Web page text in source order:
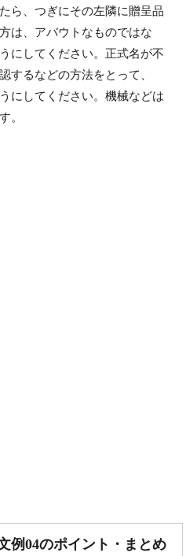
ら、つぎにその左隣に贈呈品
は、アバウトなものではな
にしてください。正式名が不
するなどの方法をとって、
にしてください。機械などは
。
例04のポイント・まとめ